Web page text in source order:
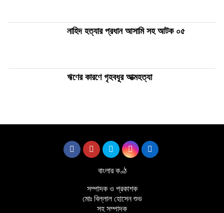
নাহিদ হত্যার প্রধান আসামি সহ আটক ০৫
ঋণের কারণে গৃহবধূর আত্মহত্যা
বাংলার কণ্ঠ
সম্পাদক ও প্রকাশক
মোঃ বিল্লাল হোসেন শুভ
সহ সম্পাদক